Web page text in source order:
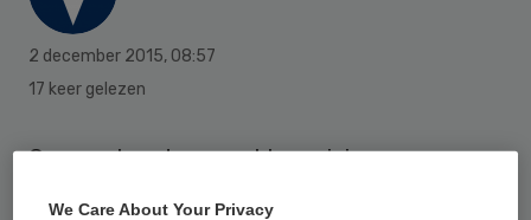
2 december 2015, 08:57
17 keer gelezen
Gemeenten doen veel te weinig om
We Care About Your Privacy